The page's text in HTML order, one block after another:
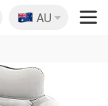
🇦🇺
AU